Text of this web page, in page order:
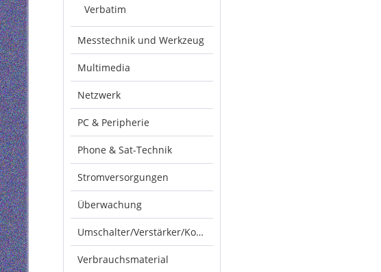
Verbatim
Messtechnik und Werkzeug
Multimedia
Netzwerk
PC & Peripherie
Phone & Sat-Technik
Stromversorgungen
Überwachung
Umschalter/Verstärker/Konverter
Verbrauchsmaterial